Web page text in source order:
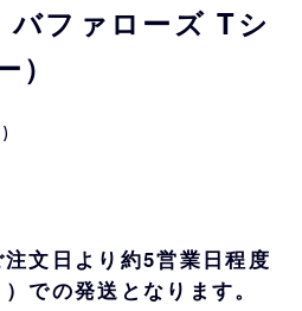
ファローズ Tシ
文日より約5営業日程度
での発送となります。